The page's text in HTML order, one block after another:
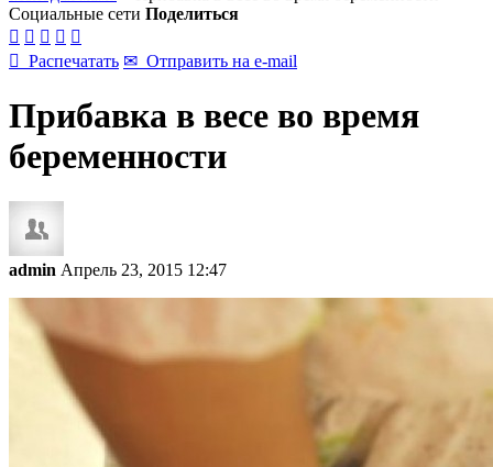
Социальные сети Поделиться
    
 Распечатать ✉ Отправить на e-mail
Прибавка в весе во время
беременности
admin Апрель 23, 2015 12:47